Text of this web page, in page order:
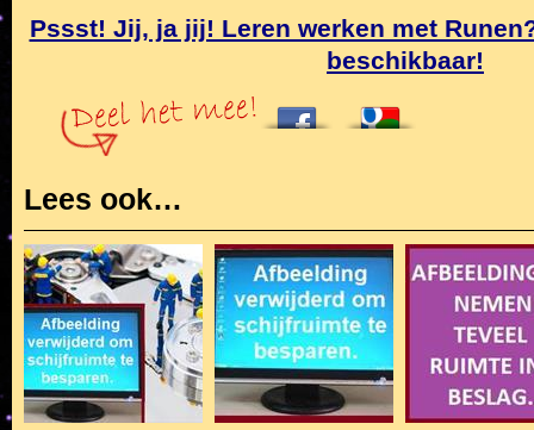
Pssst! Jij, ja jij! Leren werken met
beschikbaar!
Lees ook…